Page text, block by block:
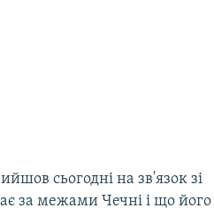
сьогодні на зв'язок зі
за межами Чечні і що його